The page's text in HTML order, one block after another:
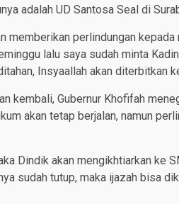
adalah UD Santosa Seal di
memberikan perlindungan
lalu saya sudah minta
Insyaallah akan diterbitkan
kembali, Gubernur Khofifah
akan tetap berjalan, namun
Dindik akan mengikhtiarkan ke
sudah tutup, maka ijazah bisa